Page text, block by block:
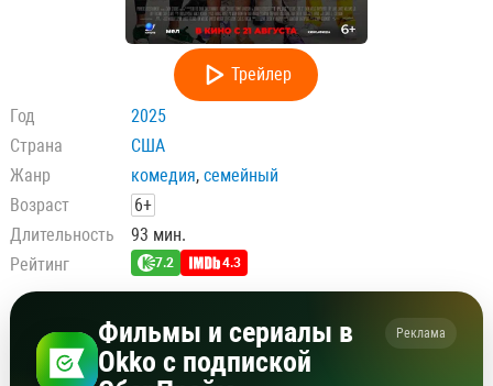
Трейлер
Год
2025
Страна
США
Жанр
комедия, семейный
Возраст
6+
Длительность
93 мин.
Рейтинг
7.2 4.3
Фильмы и сериалы в
Okko с подпиской
Реклама